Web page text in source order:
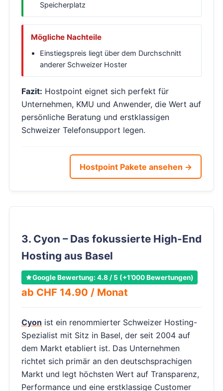
Speicherplatz
Mögliche Nachteile
Einstiegspreis liegt über dem Durchschnitt
anderer Schweizer Hoster
Fazit: Hostpoint eignet sich perfekt für
Unternehmen, KMU und Anwender, die Wert auf
persönliche Beratung und erstklassigen
Schweizer Telefonsupport legen.
Hostpoint Pakete ansehen →
3. Cyon – Das fokussierte High-End
Hosting aus Basel
Google Bewertung: 4.8 / 5 (+1’000 Bewertungen)
ab CHF 14.90 / Monat
Cyon ist ein renommierter Schweizer Hosting-
Spezialist mit Sitz in Basel, der seit 2004 auf
dem Markt etabliert ist. Das Unternehmen
richtet sich primär an den deutschsprachigen
Markt und legt höchsten Wert auf Transparenz,
Performance und eine erstklassige Customer